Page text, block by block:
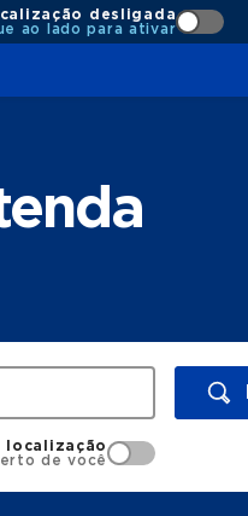
desligada
ao lado para ativar
localização
de você